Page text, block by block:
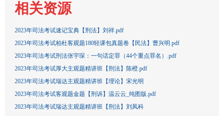
相关资源
2023年司法考试速记宝典【刑法】刘祥.pdf
2023年司法考试柏杜客观题180轻课包真题卷【民法】曹兴明.pdf
2023‎年司法考试刑法张宇琛：一句话定罪（44个重点罪名）.pdf
2023年司法考试厚大主观题精讲班【刑法】陈橙.pdf
2023年司法考试瑞达主观题精讲班【理论】宋光明
2023年司法考试客观题金题【刑诉】温云云_纯图版.pdf
2023年司法考试瑞达主观题精讲班【刑法】刘凤科